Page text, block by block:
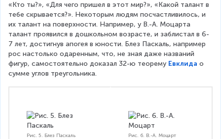
«Кто ты?», «Для чего пришел в этот мир?», «Какой талант в
тебе скрывается?». Некоторым людям посчастливилось, и
их талант на поверхности. Например, у В.-А. Моцарта
талант проявился в дошкольном возрасте, и заблистал в 6-
7 лет, достигнув апогея в юности. Блез Паскаль, например
рос настолько одаренным, что, не зная даже названий
фигур, самостоятельно доказал 32-ю теорему Евклида о
сумме углов треугольника.
Рис. 5. Блез Паскаль Рис. 6. В.-А. Моцарт